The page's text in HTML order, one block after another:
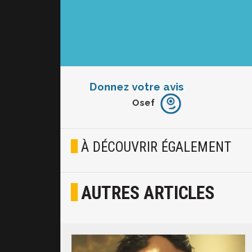
Donnez votre avis
Furieux
Joyeux
Osef
À DÉCOUVRIR ÉGALEMENT
AUTRES ARTICLES